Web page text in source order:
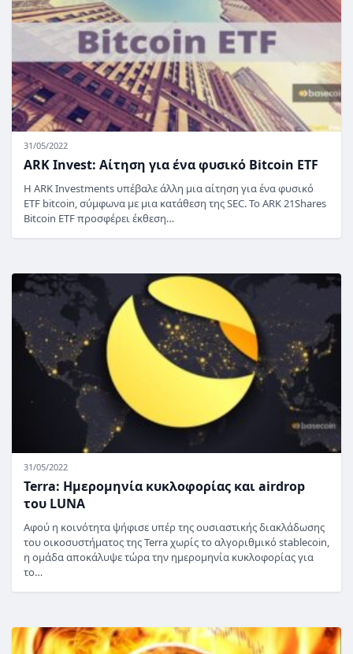
31/05/2022
ARK Invest: Αίτηση για ένα φυσικό Bitcoin ETF
Η ARK Investments υπέβαλε άλλη μια αίτηση για ένα φυσικό
ETF bitcoin, σύμφωνα με μια κατάθεση της SEC. Το ARK 21Shares
Bitcoin ETF προσφέρει έκθεση…
31/05/2022
Terra: Ημερομηνία κυκλοφορίας και airdrop
του LUNA
Αφού η κοινότητα ψήφισε υπέρ της ουσιαστικής διακλάδωσης
του οικοσυστήματος της Terra χωρίς το αλγοριθμικό stablecoin,
η ομάδα αποκάλυψε τώρα την ημερομηνία κυκλοφορίας για
το…